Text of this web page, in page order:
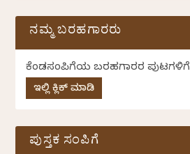
ನಮ್ಮ ಬರಹಗಾರರು
ಕೆಂಡಸಂಪಿಗೆಯ ಬರಹಗಾರರ ಪುಟಗಳಿಗೆ
ಇಲ್ಲಿ ಕ್ಲಿಕ್ ಮಾಡಿ
ಪುಸ್ತಕ ಸಂಪಿಗೆ